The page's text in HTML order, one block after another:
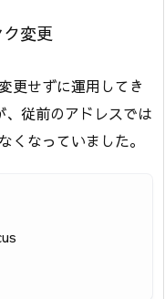
変更
更せずに運用してき
従前のアドレスでは
くなっていました。